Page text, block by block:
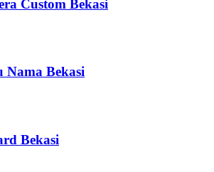
Custom Bekasi
Nama Bekasi
Bekasi